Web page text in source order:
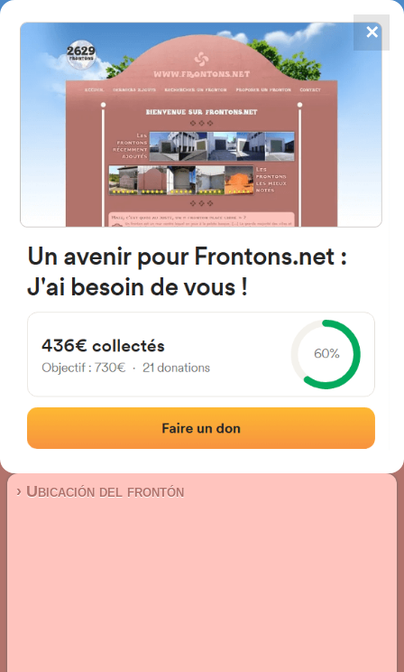
FRONTONS.NET
BUSCAR UN FRONTÓN
AÑADIR UN FRONTÓN
4784
frontones
40300 Saint-Lon-les-Mines,
150 Route de Dax
Frontón de pared izquierda
Localización|Fotos|Comentarios y reseñas
› Ubicación del frontón
✕